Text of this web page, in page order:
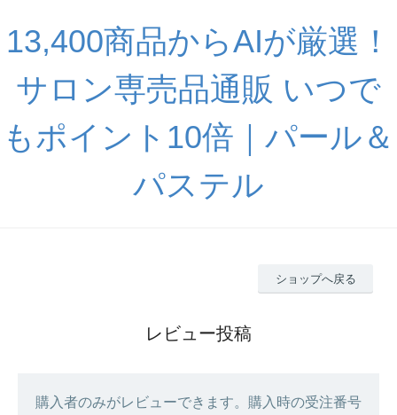
13,400商品からAIが厳選！
サロン専売品通販 いつで
もポイント10倍｜パール＆
パステル
ショップへ戻る
レビュー投稿
購入者のみがレビューできます。購入時の受注番号